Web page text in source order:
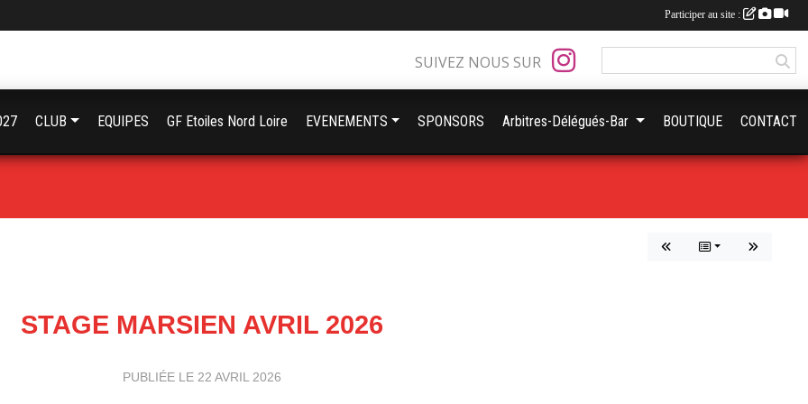
STAGE MARSIEN AVRIL 2026
PUBLIÉE LE 22 AVRIL 2026
SUIVEZ NOUS SUR
CLUB EQUIPES GF Etoiles Nord Loire EVENEMENTS SPONSORS Arbitres-Délégués-Bar BOUTIQUE CONTACT
Participer au site :